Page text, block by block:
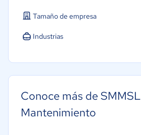
Tamaño de empresa
Industrias
Conoce más de SMMSL
Mantenimiento